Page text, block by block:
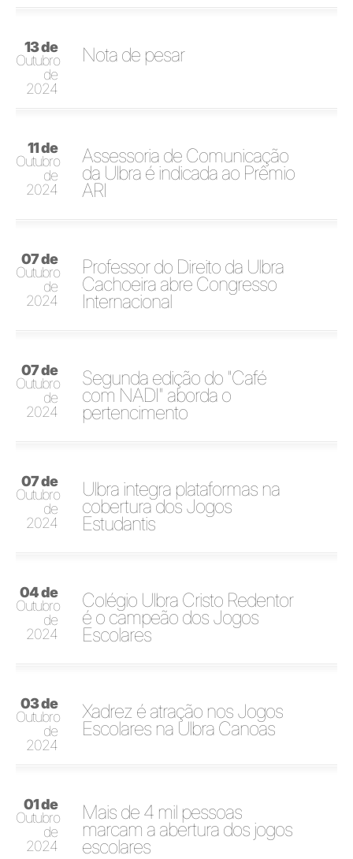
13 de
Outubro
de
2024
Nota de pesar
11 de
Outubro
de
2024
Assessoria de Comunicação
da Ulbra é indicada ao Prêmio
ARI
07 de
Outubro
de
2024
Professor do Direito da Ulbra
Cachoeira abre Congresso
Internacional
07 de
Outubro
de
2024
Segunda edição do "Café
com NADI" aborda o
pertencimento
07 de
Outubro
de
2024
Ulbra integra plataformas na
cobertura dos Jogos
Estudantis
04 de
Outubro
de
2024
Colégio Ulbra Cristo Redentor
é o campeão dos Jogos
Escolares
03 de
Outubro
de
2024
Xadrez é atração nos Jogos
Escolares na Ulbra Canoas
01 de
Outubro
de
2024
Mais de 4 mil pessoas
marcam a abertura dos jogos
escolares